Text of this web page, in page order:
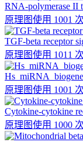
RNA-polymerase II
原理图使用 1001 次
TGF-beta receptor
原理图使用 1011 次
原理图使用 1001 次
Cytokine-cytokine
原理图使用 1000 次